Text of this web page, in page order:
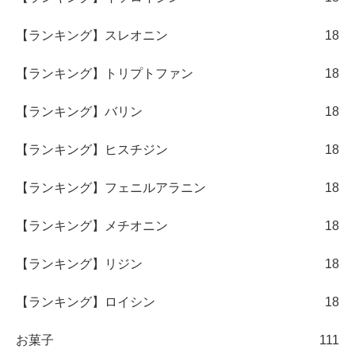
【ランキング】スレオニン 18
【ランキング】トリプトファン 18
【ランキング】バリン 18
【ランキング】ヒスチジン 18
【ランキング】フェニルアラニン 18
【ランキング】メチオニン 18
【ランキング】リジン 18
【ランキング】ロイシン 18
お菓子 111